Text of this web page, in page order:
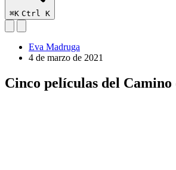
⌘K Ctrl K
Eva Madruga
4 de marzo de 2021
Cinco películas del Camino